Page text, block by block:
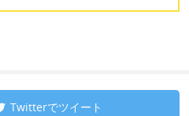
Twitterでツイート